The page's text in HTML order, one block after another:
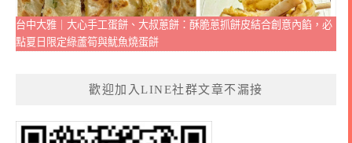
台中大雅｜大心手工蛋餅、大叔蔥餅：酥脆蔥抓餅皮結合創意內餡，必
點夏日限定綠蘆筍與魷魚燒蛋餅
歡迎加入LINE社群文章不漏接